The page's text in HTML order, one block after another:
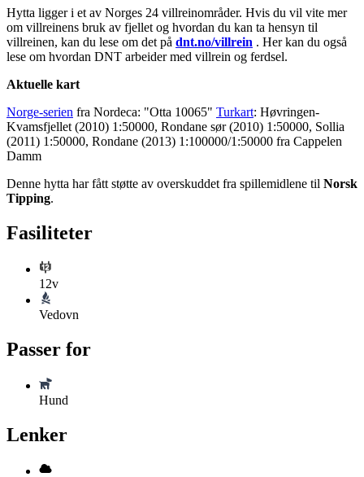
Hytta ligger i et av Norges 24 villreinområder. Hvis du vil vite mer
om villreinens bruk av fjellet og hvordan du kan ta hensyn til
villreinen, kan du lese om det på dnt.no/villrein . Her kan du også
lese om hvordan DNT arbeider med villrein og ferdsel.
Aktuelle kart
Norge-serien fra Nordeca: "Otta 10065" Turkart: Høvringen-
Kvamsfjellet (2010) 1:50000, Rondane sør (2010) 1:50000, Sollia
(2011) 1:50000, Rondane (2013) 1:100000/1:50000 fra Cappelen
Damm
Denne hytta har fått støtte av overskuddet fra spillemidlene til Norsk
Tipping.
Fasiliteter
12v
Vedovn
Passer for
Hund
Lenker